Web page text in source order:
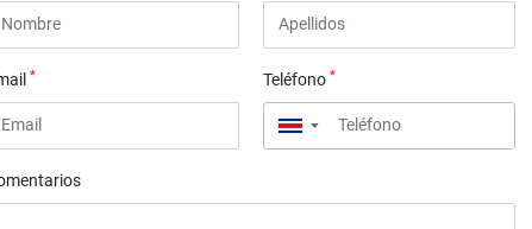
* Teléfono *
▼